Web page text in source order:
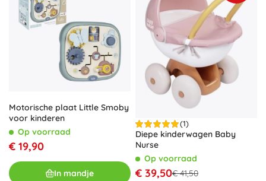
Motorische plaat Little Smoby
voor kinderen
Op voorraad
€ 19,90
In mandje
(1)
Diepe kinderwagen Baby
Nurse
Op voorraad
€ 39,50€ 41,50